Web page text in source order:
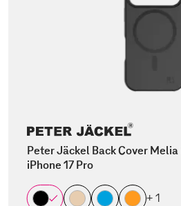
Peter Jäckel Back Cover
iPhone 17 Pro
+ 1